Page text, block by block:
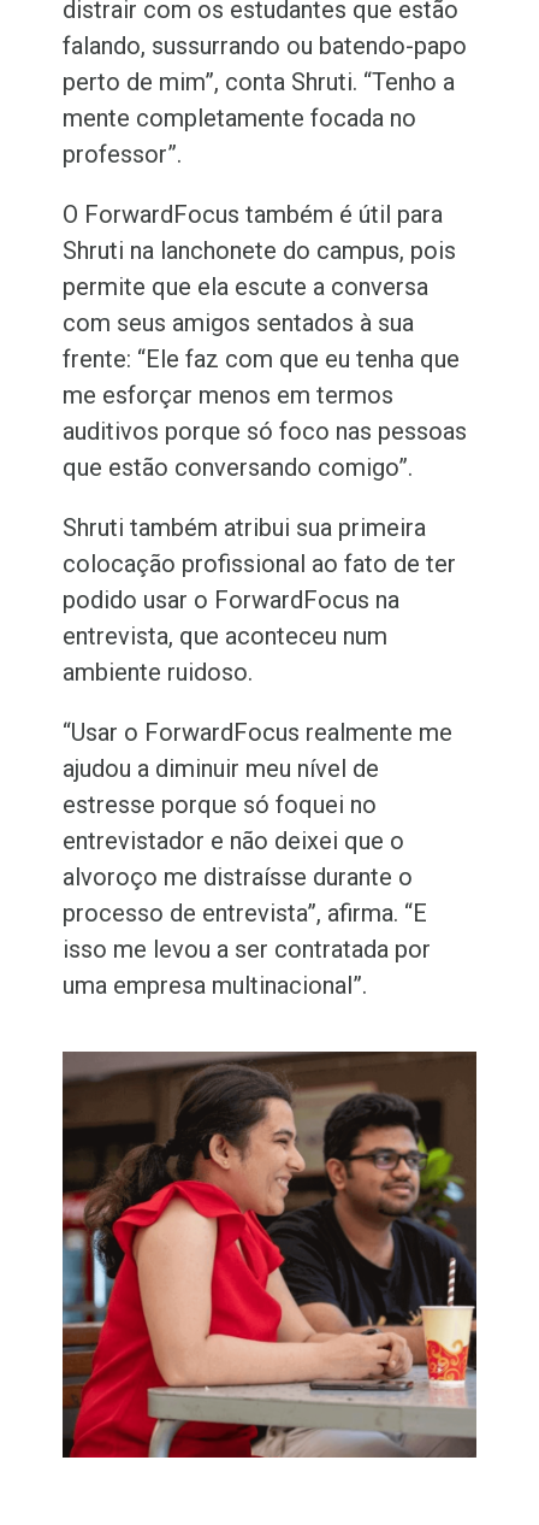
distrair com os estudantes que estão
falando, sussurrando ou batendo-papo
perto de mim”, conta Shruti. “Tenho a
mente completamente focada no
professor”.
O ForwardFocus também é útil para
Shruti na lanchonete do campus, pois
permite que ela escute a conversa
com seus amigos sentados à sua
frente: “Ele faz com que eu tenha que
me esforçar menos em termos
auditivos porque só foco nas pessoas
que estão conversando comigo”.
Shruti também atribui sua primeira
colocação profissional ao fato de ter
podido usar o ForwardFocus na
entrevista, que aconteceu num
ambiente ruidoso.
“Usar o ForwardFocus realmente me
ajudou a diminuir meu nível de
estresse porque só foquei no
entrevistador e não deixei que o
alvoroço me distraísse durante o
processo de entrevista”, afirma. “E
isso me levou a ser contratada por
uma empresa multinacional”.